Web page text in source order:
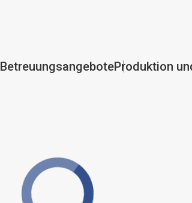
BetreuungsangeboteProduktion